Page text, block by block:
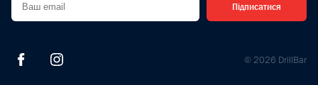
Підписатися
© 2026 DrillBar